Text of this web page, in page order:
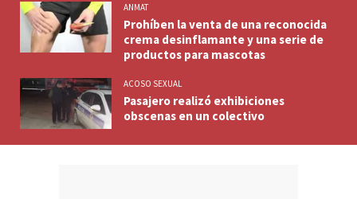
ANMAT
Prohíben la venta de una reconocida
crema desinflamante y una serie de
productos para mascotas
ACOSO SEXUAL
Pasajero realizó exhibiciones
obscenas en un colectivo